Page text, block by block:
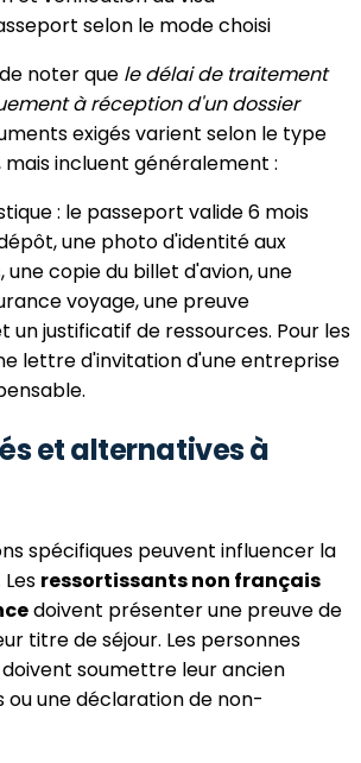
selon le mode choisi
noter que le délai de traitement
à réception d'un dossier
exigés varient selon le type
mais incluent généralement :
: le passeport valide 6 mois
une photo d'identité aux
une copie du billet d'avion, une
voyage, une preuve
justificatif de ressources. Pour les
lettre d'invitation d'une entreprise
et alternatives à
spécifiques peuvent influencer la
ressortissants non français
doivent présenter une preuve de
titre de séjour. Les personnes
soumettre leur ancien
ou une déclaration de non-